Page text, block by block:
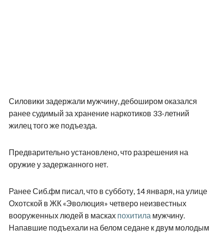
Силовики задержали мужчину, дебоширом оказался
ранее судимый за хранение наркотиков 33-летний
жилец того же подъезда.
Предварительно установлено, что разрешения на
оружие у задержанного нет.
Ранее Сиб.фм писал, что в субботу, 14 января, на улице
Охотской в ЖК «Эволюция» четверо неизвестных
вооруженных людей в масках похитила мужчину.
Напавшие подъехали на белом седане к двум молодым